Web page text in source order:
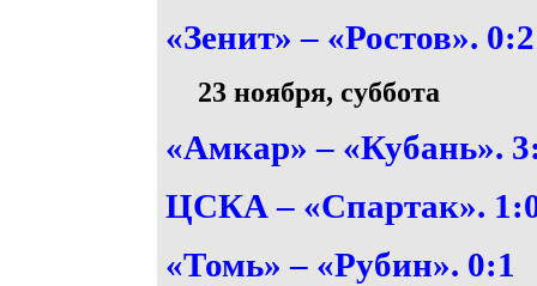
«Зенит» – «Ростов». 0:2
23 ноября, суббота
«Амкар» – «Кубань».
ЦСКА – «Спартак».
«Томь» – «Рубин». 0:1